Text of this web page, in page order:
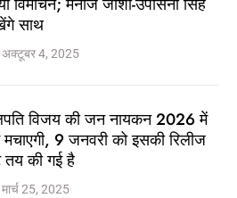
साथ
अक्टूबर 4, 2025
विजय की जन नायकन 2026 में
9 जनवरी को इसकी रिलीज
की गई है
मार्च 25, 2025